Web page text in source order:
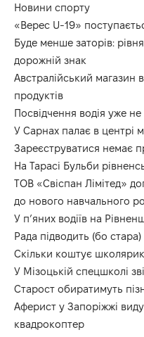
Новини спорту
«Верес U-19»
Буде менше заторів:
дорожній знак
Австралійський магазин
продуктів
Посвідчення водія уже
У Сарнах палає в центрі
Зареєструватися немає
На Тарасі Бульби
ТОВ «Свіспан Лімітед»
до нового навчального
У п’яних водіїв на
Рада підводить (бо стара)
Скільки коштує школярик
У Мізоцькій спецшколі
Старост обиратимуть
Аферист у Запоріжжі
квадрокоптер